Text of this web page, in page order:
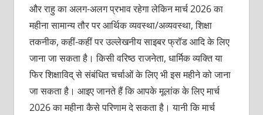
और राहु का अलग-अलग प्रभाव रहेगा लेकिन मार्च 2026 का
महीना सामान्य तौर पर आर्थिक व्यवस्था/अव्यवस्था, शिक्षा
तकनीक, कहीं-कहीं पर उल्लेखनीय साइबर फ्रॉड आदि के लिए
जाना जा सकता है। किसी वरिष्ठ राजनेता, धार्मिक व्यक्ति या
फिर शिक्षाविद् से संबंधित चर्चाओं के लिए भी इस महीने को जाना
जा सकता है। आइए जानते हैं कि आपके मूलांक के लिए मार्च
2026 का महीना कैसे परिणाम दे सकता है। यानी कि मार्च